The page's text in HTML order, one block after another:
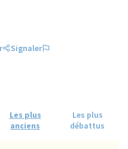
Signaler
Les plus
anciens
Les plus
débattus